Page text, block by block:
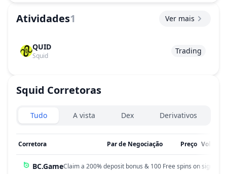
Atividades1 Ver mais
QUID
Squid
Trading
Squid Corretoras
Exchanges type
Tudo A vista Dex Derivativos
Corretora Par de Negociação Preço Volume
BC.GameClaim a 200% deposit bonus & 100 Free spins on sign up!